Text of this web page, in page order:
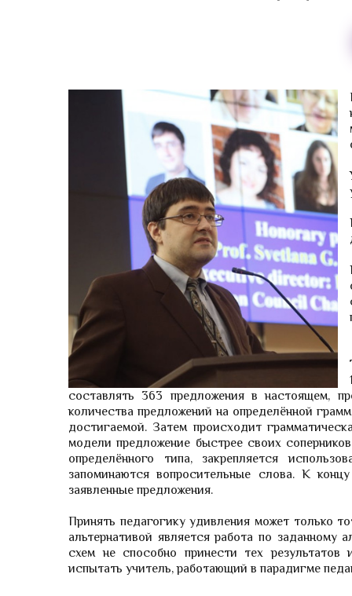
составлять 363 предложения в настоящем,
количества предложений на определённой
достигаемой. Затем происходит
модели предложение быстрее своих
определённого типа, закрепляется
запоминаются вопросительные слова. К
заявленные предложения.
Принять педагогику удивления может только
альтернативой является работа по заданному
схем не способно принести тех
испытать учитель, работающий в парадигме